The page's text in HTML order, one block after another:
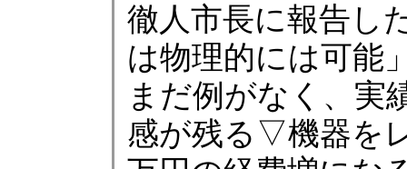
徹人市長に報告し
は物理的には可能
まだ例がなく、実
感が残る▽機器を